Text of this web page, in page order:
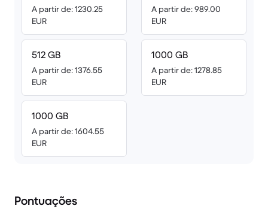
A partir de: 1230.25
EUR
512 GB
A partir de: 1376.55
EUR
1000 GB
A partir de: 1604.55
EUR
A partir de: 989.00
EUR
1000 GB
A partir de: 1278.85
EUR
Pontuações